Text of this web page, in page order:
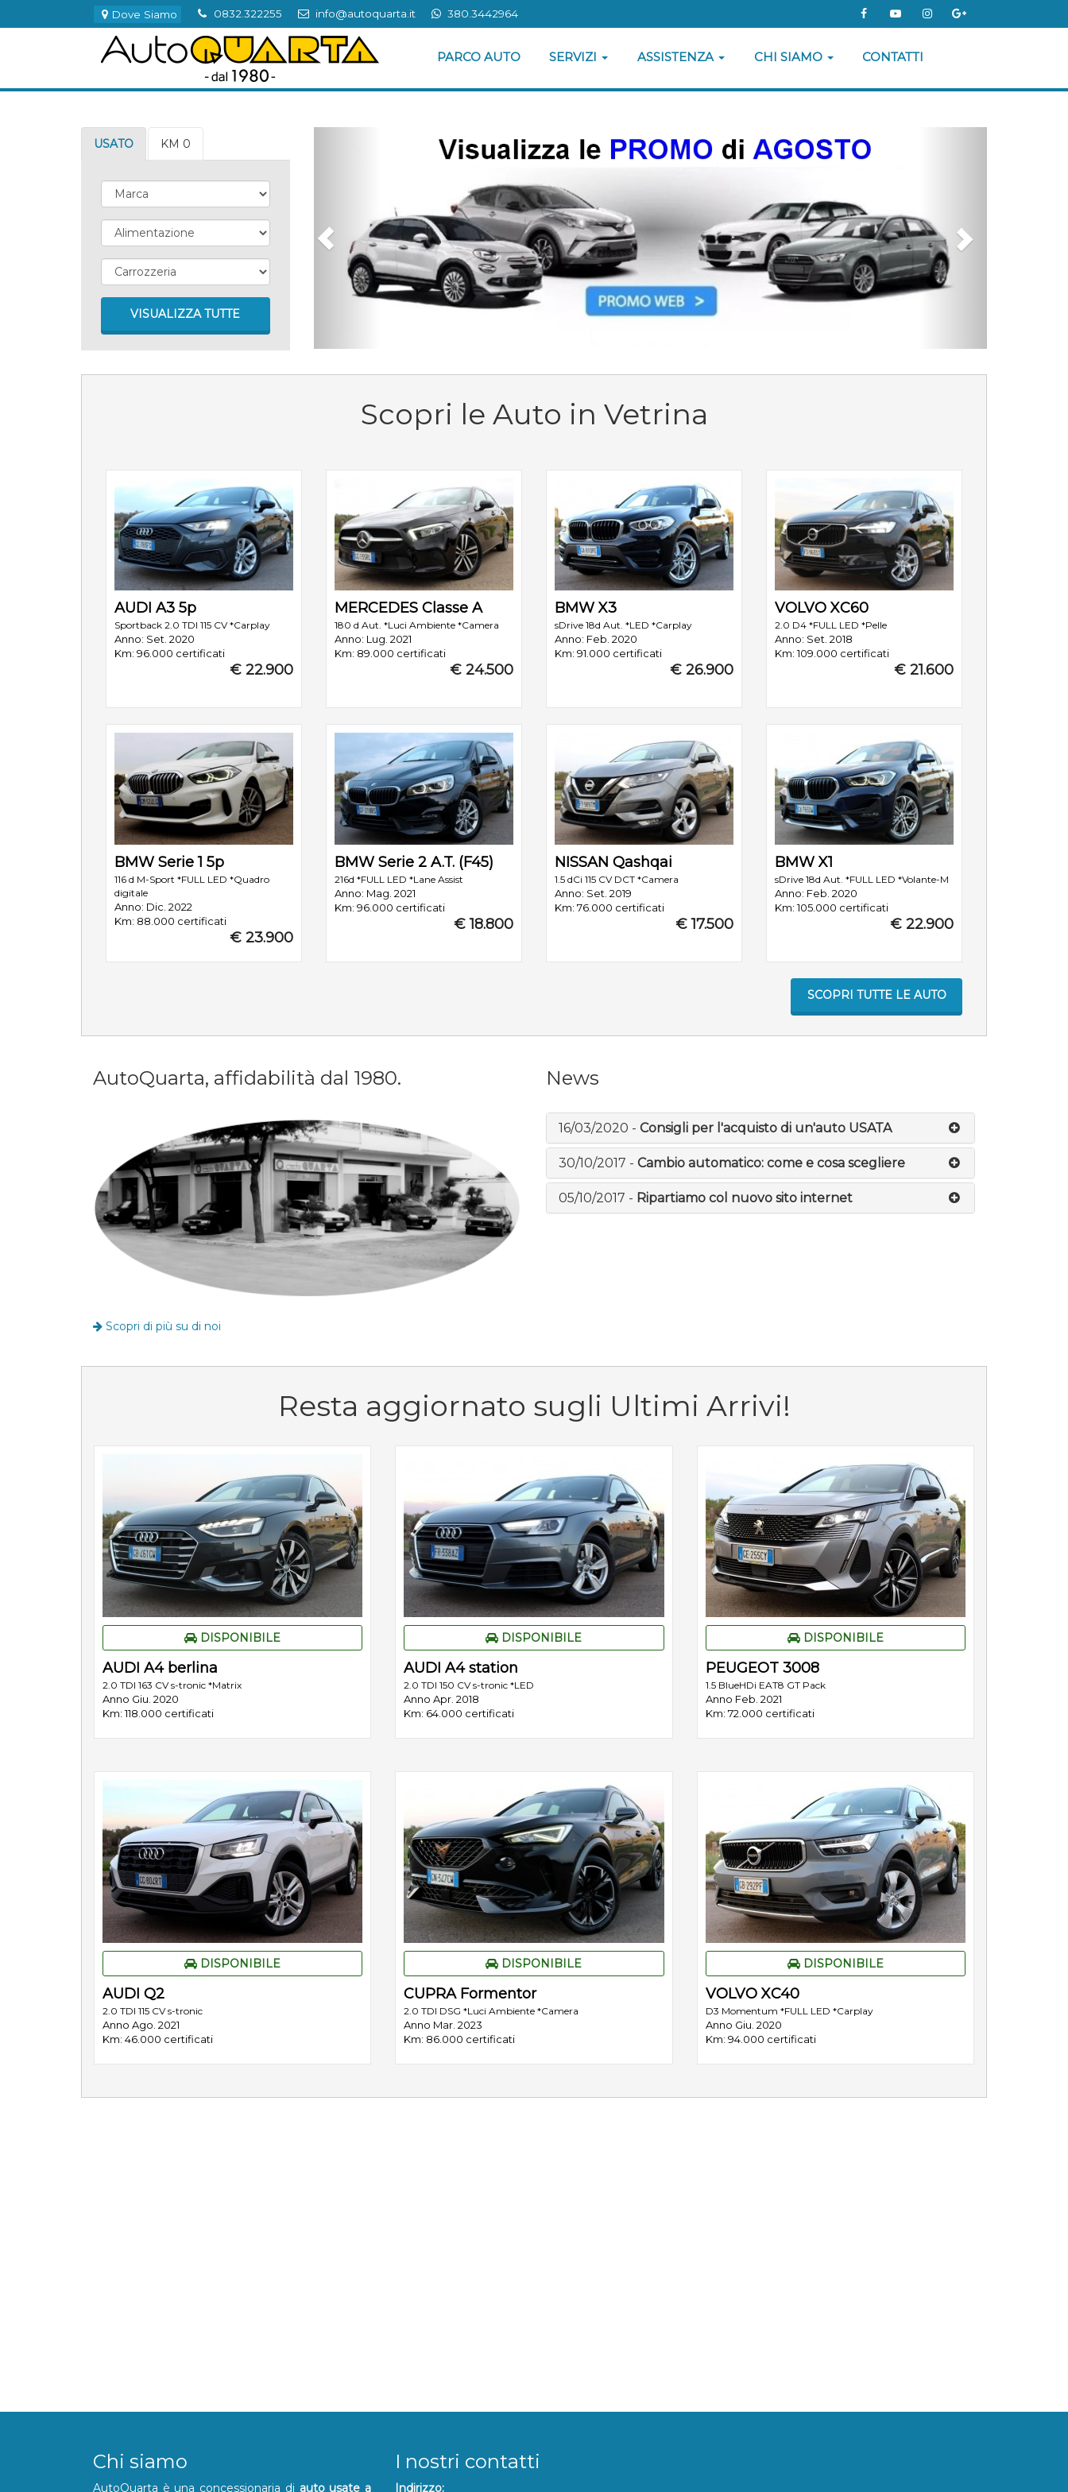
Dove Siamo 0832.322255 info@autoquarta.it 380.3442964
PARCO AUTO SERVIZI ASSISTENZA CHI SIAMO CONTATTI
USATO KM 0
Scopri le Auto in Vetrina
AUDI A3 5p
Sportback 2.0 TDI 115 CV *Carplay
Anno: Set. 2020
Km: 96.000 certificati
€ 22.900
MERCEDES Classe A
180 d Aut. *Luci Ambiente *Camera
Anno: Lug. 2021
Km: 89.000 certificati
€ 24.500
BMW X3
sDrive 18d Aut. *LED *Carplay
Anno: Feb. 2020
Km: 91.000 certificati
€ 26.900
VOLVO XC60
2.0 D4 *FULL LED *Pelle
Anno: Set. 2018
Km: 109.000 certificati
€ 21.600
BMW Serie 1 5p
116 d M-Sport *FULL LED *Quadro
digitale
Anno: Dic. 2022
Km: 88.000 certificati
€ 23.900
BMW Serie 2 A.T. (F45)
216d *FULL LED *Lane Assist
Anno: Mag. 2021
Km: 96.000 certificati
€ 18.800
NISSAN Qashqai
1.5 dCi 115 CV DCT *Camera
Anno: Set. 2019
Km: 76.000 certificati
€ 17.500
BMW X1
sDrive 18d Aut. *FULL LED *Volante-M
Anno: Feb. 2020
Km: 105.000 certificati
€ 22.900
SCOPRI TUTTE LE AUTO
AutoQuarta, affidabilità dal 1980.
Scopri di più su di noi
News
16/03/2020 - Consigli per l'acquisto di un'auto USATA
30/10/2017 - Cambio automatico: come e cosa scegliere
05/10/2017 - Ripartiamo col nuovo sito internet
Resta aggiornato sugli Ultimi Arrivi!
DISPONIBILE
AUDI A4 berlina
2.0 TDI 163 CV s-tronic *Matrix
Anno Giu. 2020
Km: 118.000 certificati
DISPONIBILE
AUDI A4 station
2.0 TDI 150 CV s-tronic *LED
Anno Apr. 2018
Km: 64.000 certificati
DISPONIBILE
PEUGEOT 3008
1.5 BlueHDi EAT8 GT Pack
Anno Feb. 2021
Km: 72.000 certificati
DISPONIBILE
AUDI Q2
2.0 TDI 115 CV s-tronic
Anno Ago. 2021
Km: 46.000 certificati
DISPONIBILE
CUPRA Formentor
2.0 TDI DSG *Luci Ambiente *Camera
Anno Mar. 2023
Km: 86.000 certificati
DISPONIBILE
VOLVO XC40
D3 Momentum *FULL LED *Carplay
Anno Giu. 2020
Km: 94.000 certificati
Chi siamo
AutoQuarta è una concessionaria di auto usate a
I nostri contatti
Indirizzo:
Questo sito utilizza cookie di profilazione tecnici e di terze parti per rendere migliore l’esperienza d’uso degli utenti.
Continuando la navigazione e/o accedendo a un qualunque elemento sottostante questo banner acconsenti all'uso dei cookie.
Per saperne di più, clicca su "Desidero più informazioni", per la Cookie policy dove è possibile avere informazioni per negare il consenso all'installazione dei cookie.